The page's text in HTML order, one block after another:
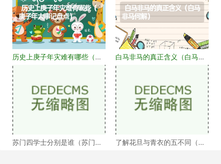
历史上庚子年灾难有哪些（庚
子年大事记盘点）
白马非马的真正含义（白马非
马何解）
苏门四学士分别是谁（苏门四
了解花旦与青衣的五不同（浅